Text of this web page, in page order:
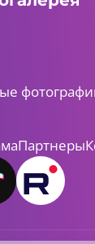
Партнеры